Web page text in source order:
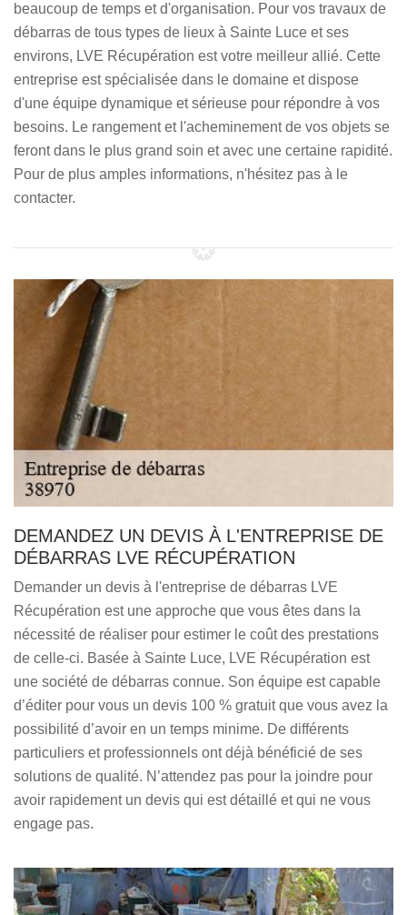
beaucoup de temps et d'organisation. Pour vos travaux de
débarras de tous types de lieux à Sainte Luce et ses
environs, LVE Récupération est votre meilleur allié. Cette
entreprise est spécialisée dans le domaine et dispose
d'une équipe dynamique et sérieuse pour répondre à vos
besoins. Le rangement et l'acheminement de vos objets se
feront dans le plus grand soin et avec une certaine rapidité.
Pour de plus amples informations, n'hésitez pas à le
contacter.
DEMANDEZ UN DEVIS À L'ENTREPRISE DE
DÉBARRAS LVE RÉCUPÉRATION
Demander un devis à l'entreprise de débarras LVE
Récupération est une approche que vous êtes dans la
nécessité de réaliser pour estimer le coût des prestations
de celle-ci. Basée à Sainte Luce, LVE Récupération est
une société de débarras connue. Son équipe est capable
d’éditer pour vous un devis 100 % gratuit que vous avez la
possibilité d’avoir en un temps minime. De différents
particuliers et professionnels ont déjà bénéficié de ses
solutions de qualité. N’attendez pas pour la joindre pour
avoir rapidement un devis qui est détaillé et qui ne vous
engage pas.